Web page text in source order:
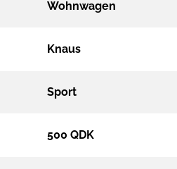
Wohnwagen
Knaus
Sport
500 QDK